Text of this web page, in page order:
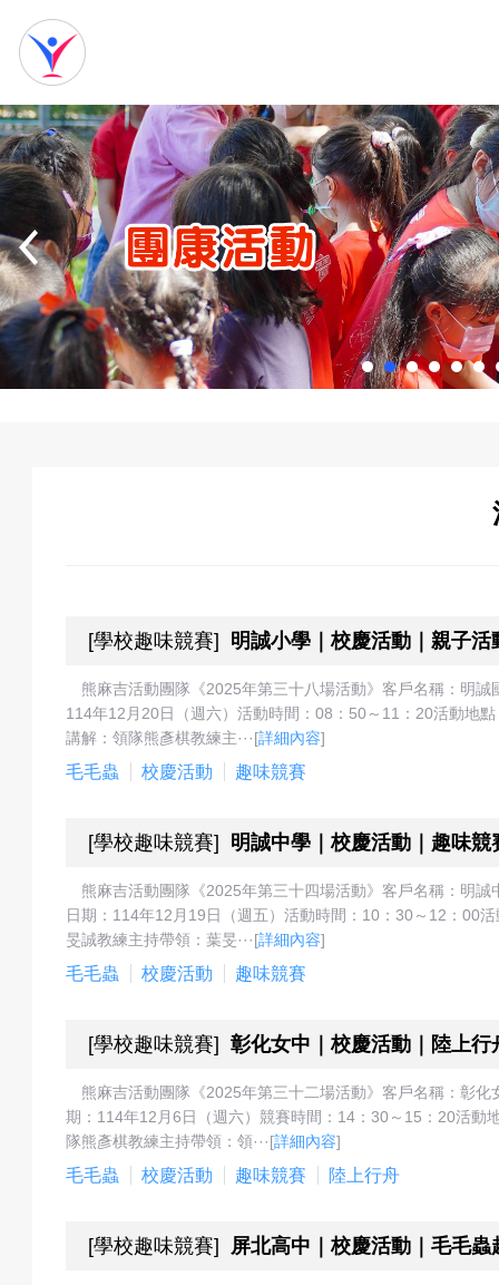
網
站
首
我
活
動
項
[學校趣味競賽] 明誠小學｜校慶活動｜親子活
熊麻吉活動團隊《2025年第三十八場活動》客戶名稱：明
114年12月20日（週六）活動時間：08：50～11：20活動地
講解：領隊熊彥棋教練主···[詳細內容]
毛毛蟲 校慶活動 趣味競賽
[學校趣味競賽] 明誠中學｜校慶活動｜趣味競
熊麻吉活動團隊《2025年第三十四場活動》客戶名稱：明
日期：114年12月19日（週五）活動時間：10：30～12：00
旻誠教練主持帶領：葉旻···[詳細內容]
毛毛蟲 校慶活動 趣味競賽
[學校趣味競賽] 彰化女中｜校慶活動｜陸上行
熊麻吉活動團隊《2025年第三十二場活動》客戶名稱：彰
期：114年12月6日（週六）競賽時間：14：30～15：20活動
隊熊彥棋教練主持帶領：領···[詳細內容]
毛毛蟲 校慶活動 趣味競賽 陸上行舟
[學校趣味競賽] 屏北高中｜校慶活動｜毛毛蟲